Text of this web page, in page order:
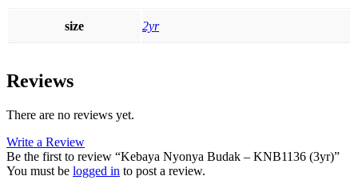
size 2yr
Reviews
There are no reviews yet.
Write a Review
Be the first to review “Kebaya Nyonya Budak – KNB1136 (3yr)”
You must be logged in to post a review.